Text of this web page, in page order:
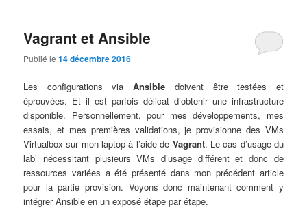
Vagrant et Ansible
Publié le14 décembre 2016
Les configurations viaAnsible doivent être testées et
éprouvées. Et il est parfois délicat d’obtenir une infrastructure
disponible. Personnellement, pour mes développements, mes
essais, et mes premières validations, je provisionne des VMs
Virtualbox sur mon laptop à l’aide de Vagrant. Le cas d’usage du
lab’ nécessitant plusieurs VMs d’usage différent et donc de
ressources variées a été présenté dans mon précédent article
pour la partie provision. Voyons donc maintenant comment y
intégrer Ansible en un exposé étape par étape.